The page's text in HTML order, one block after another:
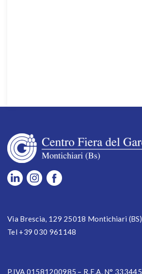
Via Brescia, 129 25018 Montichiari (BS)
Tel +39 030 961148
P.IVA 01581200985 – R.E.A. N° 333445